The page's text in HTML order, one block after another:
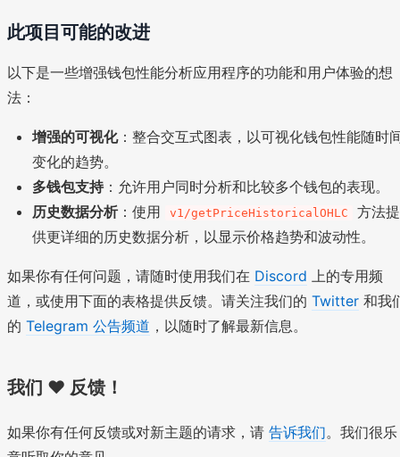
此项目可能的改进
以下是一些增强钱包性能分析应用程序的功能和用户体验的想
法：
增强的可视化：整合交互式图表，以可视化钱包性能随时
变化的趋势。
多钱包支持：允许用户同时分析和比较多个钱包的表现。
历史数据分析：使用 v1/getPriceHistoricalOHLC
方法提
供更详细的历史数据分析，以显示价格趋势和波动性。
如果你有任何问题，请随时使用我们在 Discord 上的专用频
道，或使用下面的表格提供反馈。请关注我们的 Twitter 和我
的 Telegram 公告频道 ，以随时了解最新信息。
我们 ❤️ 反馈！
如果你有任何反馈或对新主题的请求，请 告诉我们。我们很乐